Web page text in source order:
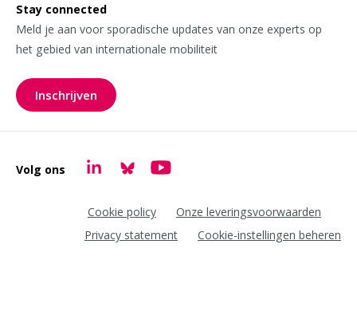
Stay connected
Meld je aan voor sporadische updates van onze experts op
het gebied van internationale mobiliteit
Inschrijvenvoor onze nieuwsbrief
Volg ons Goudappel LinkedIn
Goudappel BlueSky
Goudappel YouTube
Cookie policy
Onze leveringsvoorwaarden
Privacy statement
Cookie-instellingen beheren